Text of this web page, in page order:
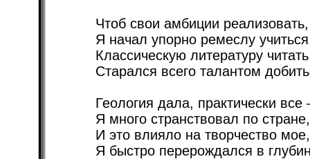
Чтоб свои амбиции реализовать,
Я начал упорно ремеслу
Классическую литературу
Старался всего талантом
Геология дала, практически все
Я много странствовал по стране,
И это влияло на творчество мое,
Я быстро перерождался в